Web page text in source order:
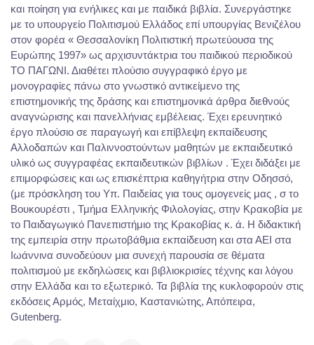
και ποίηση για ενήλικες και με παιδικά βιβλία. Συνεργάστηκε
με το υπουργείο Πολιτισμού Ελλάδος επί υπουργίας Βενιζέλου
στον φορέα « Θεσσαλονίκη Πολιτιστική πρωτεύουσα της
Ευρώπης 1997» ως αρχισυντάκτρια του παιδικού περιοδικού
ΤΟ ΠΑΓΩΝΙ. Διαθέτει πλούσιο συγγραφικό έργο με
μονογραφίες πάνω στο γνωστικό αντικείμενο της
επιστημονικής της δράσης και επιστημονικά άρθρα διεθνούς
αναγνώρισης και πανελλήνιας εμβέλειας. Έχει ερευνητικό
έργο πλούσιο σε παραγωγή και επίβλεψη εκπαίδευσης
Αλλοδαπών και Παλιννοστούντων μαθητών με εκπαιδευτικό
υλικό ως συγγραφέας εκπαιδευτικών βιβλίων . Έχει διδάξει με
επιμορφώσεις και ως επισκέπτρια καθηγήτρια στην Οδησσό,
(με πρόσκληση του Υπ. Παιδείας για τους ομογενείς μας , σ το
Βουκουρέστι , Τμήμα Ελληνικής Φιλολογίας, στην Κρακοβία με
το Παιδαγωγικό Πανεπιστήμιο της Κρακοβίας κ. ά. Η διδακτική
της εμπειρία στην πρωτοβάθμια εκπαίδευση και στα ΑΕΙ στα
Ιωάννινα συνοδεύουν μια συνεχή παρουσία σε θέματα
πολιτισμού με εκδηλώσεις και βιβλιοκρισίες τέχνης και λόγου
στην Ελλάδα και το εξωτερικό. Τα βιβλία της κυκλοφορούν στις
εκδόσεις Αρμός, Mεταίχμιο, Καστανιώτης, Απόπειρα,
Gutenberg.